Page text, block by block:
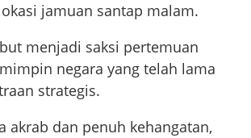
jamuan santap malam.
menjadi saksi pertemuan
negara yang telah lama
strategis.
akrab dan penuh kehangatan,